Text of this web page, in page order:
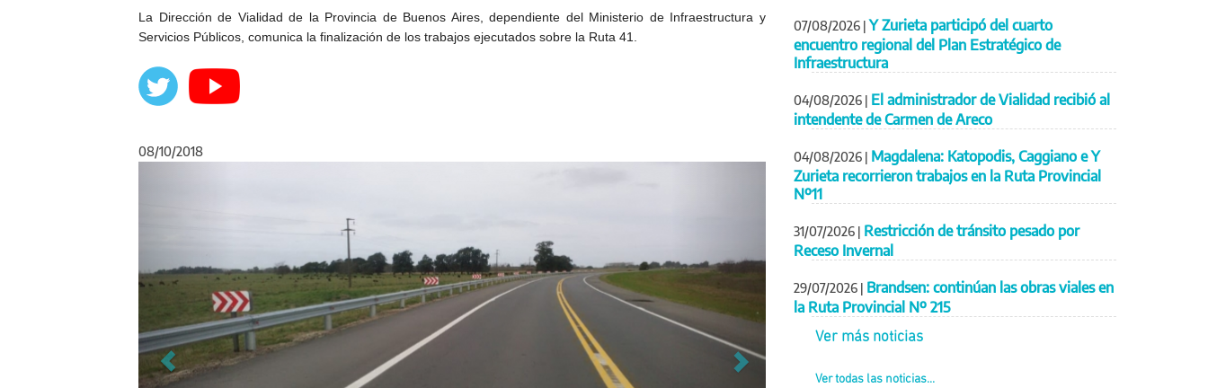
La Dirección de Vialidad de la Provincia de Buenos Aires, dependiente del Ministerio de Infraestructura y
Servicios Públicos, comunica la finalización de los trabajos ejecutados sobre la Ruta 41.
08/10/2018
Siguiente
07/08/2026 | Y Zurieta participó del cuarto
encuentro regional del Plan Estratégico de
Infraestructura
04/08/2026 | El administrador de Vialidad recibió al
intendente de Carmen de Areco
04/08/2026 | Magdalena: Katopodis, Caggiano e Y
Zurieta recorrieron trabajos en la Ruta Provincial
Nº11
31/07/2026 | Restricción de tránsito pesado por
Receso Invernal
29/07/2026 | Brandsen: continúan las obras viales en
la Ruta Provincial Nº 215
Ver más noticias
Ver todas las noticias...